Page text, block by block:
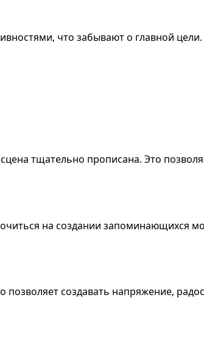
что забывают о главной
тщательно прописана. Это
на создании запоминающихся
создавать напряжение,